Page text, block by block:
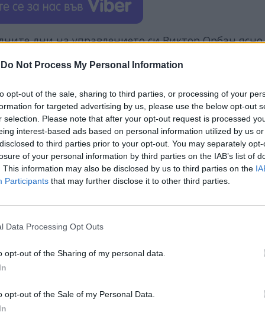
Do Not Process My Personal Information
opt-out of the sale, sharing to third parties, or processing of your
for targeted advertising by us, please use the below opt-out
selection. Please note that after your opt-out request is processed
interest-based ads based on personal information utilized by us
to third parties prior to your opt-out. You may separately
of your personal information by third parties on the IAB’s list of
This information may also be disclosed by us to third parties on the
Participants that may further disclose it to other third parties.
Data Processing Opt Outs
opt-out of the Sharing of my personal data.
opt-out of the Sale of my Personal Data.
дни на управлението си Виктор Орбан ясно
заяви, че преодоляването на лошите
Две трети от финансирането ще бъдат
част ще послужи за по-широка финансова
заяви, чеУкрайна изпълнява задълженията
при настоящите обстоятелства“.Въпреки
да заработи бързо, украински медии